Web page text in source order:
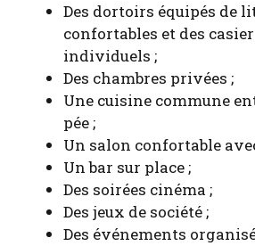
Des dor­toirs équi­pés de
confor­tables et des
indi­vi­duels ;
Des chambres pri­vées ;
Une cui­sine com­mune
pée ;
Un salon confor­table
Un bar sur place ;
Des soi­rées ciné­ma ;
Des jeux de socié­té ;
Des évé­ne­ments